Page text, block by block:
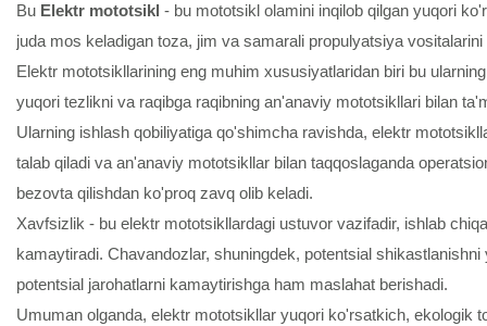
Bu Elektr mototsikl - bu mototsikl olamini inqilob qilgan yuqori
juda mos keladigan toza, jim va samarali propulyatsiya
Elektr mototsikllarining eng muhim xususiyatlaridan biri bu
yuqori tezlikni va raqibga raqibning an'anaviy mototsikllari bilan
Ularning ishlash qobiliyatiga qo'shimcha ravishda, elektr
talab qiladi va an'anaviy mototsikllar bilan taqqoslaganda
bezovta qilishdan ko'proq zavq olib keladi.
Xavfsizlik - bu elektr mototsikllardagi ustuvor vazifadir, ishlab
kamaytiradi. Chavandozlar, shuningdek, potentsial
potentsial jarohatlarni kamaytirishga ham maslahat berishadi.
Umuman olganda, elektr mototsikllar yuqori ko'rsatkich, ekologik